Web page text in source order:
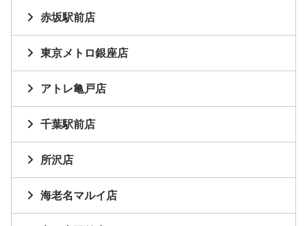
赤坂駅前店
東京メトロ銀座店
アトレ亀戸店
千葉駅前店
所沢店
海老名マルイ店